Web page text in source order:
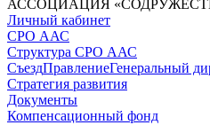
АССОЦИАЦИЯ
Личный кабинет
СРО ААС
Структура СРО ААС
СъездПравлениеГенеральный
Стратегия развития
Документы
Компенсационный фонд